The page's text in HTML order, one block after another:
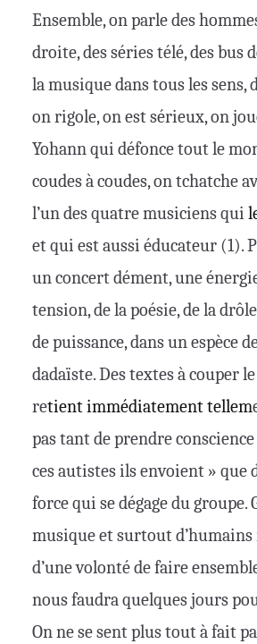
Ensemble, on parle des
droite, des séries télé, des bus
la musique dans tous les sens,
on rigole, on est sérieux, on
Yohann qui défonce tout le
coudes à coudes, on tchatche
l’un des quatre musiciens qui
et qui est aussi éducateur (1).
un concert dément, une
tension, de la poésie, de la
de puissance, dans un espèce
dadaïste. Des textes à couper
retientimmédiatementtellem
pas tant de prendre
ces autistes ils envoient » que
force qui se dégage du groupe.
musique et surtout
d’une volonté de faire
nous faudra quelques jours
On ne se sent plus tout à fait